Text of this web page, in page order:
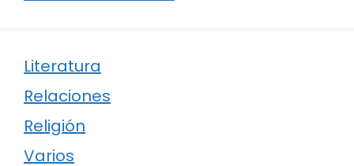
Literatura
Relaciones
Religión
Varios